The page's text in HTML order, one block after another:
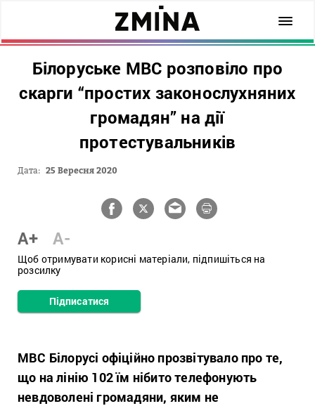
Білоруське МВС розповіло про
скарги “простих законослухняних
громадян” на дії
протестувальників
Дата: 25 Вересня 2020
A+ A-
Щоб отримувати корисні матеріали, підпишіться на
розсилку
Підписатися
МВС Білорусі офіційно прозвітувало про те,
що на лінію 102 їм нібито телефонують
невдоволені громадяни, яким не